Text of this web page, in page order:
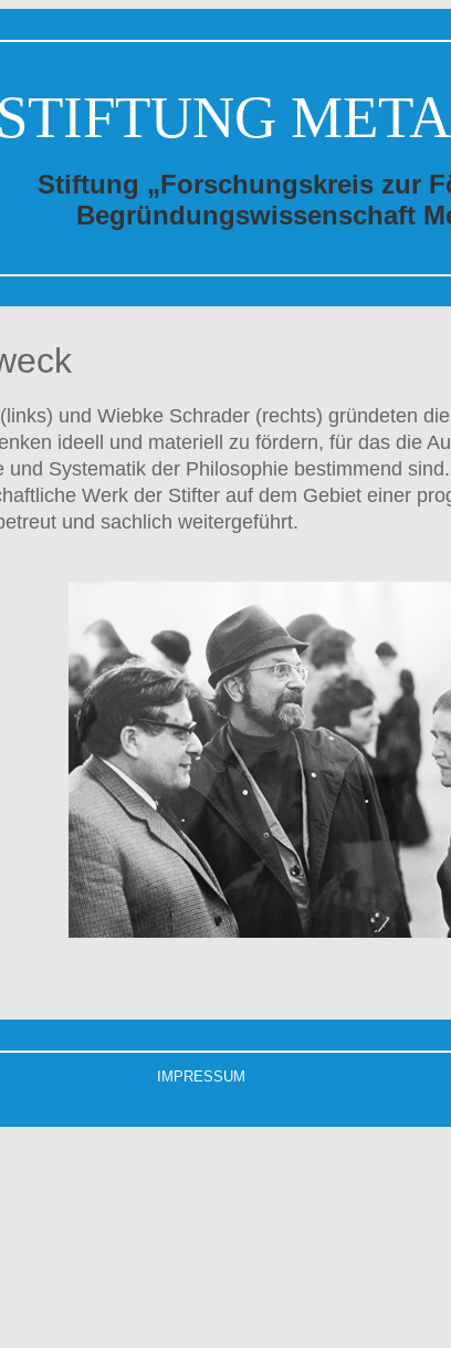
STIFTUNG
Stiftung „Forschungskreis zur
Begründungswissenschaft
und Wiebke Schrader (rechts) gründeten
ideell und materiell zu fördern, für das die
und Systematik der Philosophie bestimmend
Werk der Stifter auf dem Gebiet einer
und sachlich weitergeführt.
IMPRESSUM